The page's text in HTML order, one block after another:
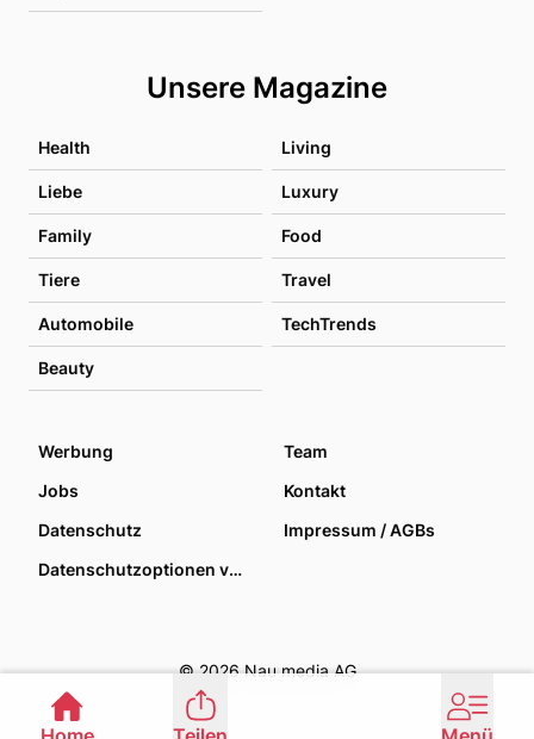
Unsere Magazine
Health Living
Liebe Luxury
Family Food
Tiere Travel
Automobile TechTrends
Beauty
Werbung
Team
Jobs
Kontakt
Datenschutz
Impressum / AGBs
Datenschutzoptionen verwalten
© 2026 Nau media AG